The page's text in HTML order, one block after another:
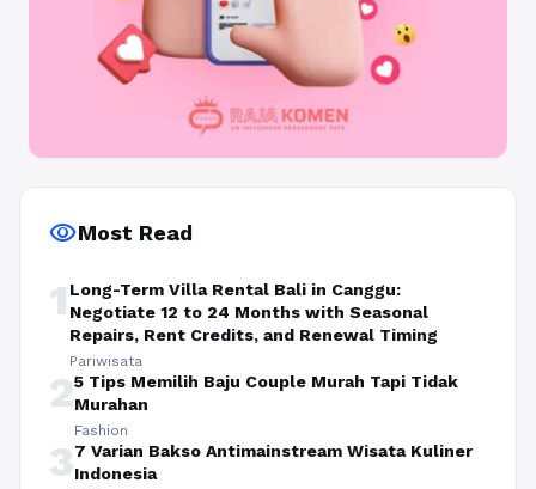
visibilityMost Read
1 Long-Term Villa Rental Bali in Canggu:
Negotiate 12 to 24 Months with Seasonal
Repairs, Rent Credits, and Renewal Timing
Pariwisata
25 Tips Memilih Baju Couple Murah Tapi Tidak
Murahan
Fashion
37 Varian Bakso Antimainstream Wisata Kuliner
Indonesia